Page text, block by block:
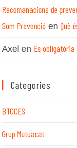
Recomanacions de
Som Prevenció enQuè
Axel en És obligatòria
Categories
BTCCES
Grup Mutuacat